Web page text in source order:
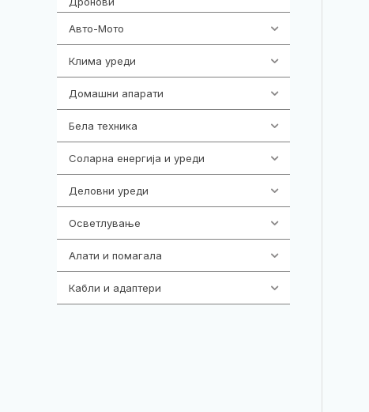
Авто-Мото
Клима уреди
Домашни апарати
Бела техника
Соларна енергија и уреди
Деловни уреди
Осветлување
Алати и помагала
Кабли и адаптери